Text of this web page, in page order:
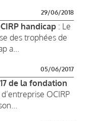
29/06/2018
handicap : Le
des trophées de
a...
05/06/2017
de la fondation
OCIRP